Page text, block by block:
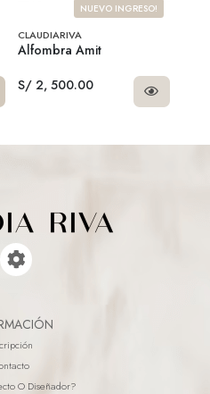
NUEVO INGRESO!
CLAUDIARIVA
Alfombra Amit
S/ 2, 500.00
O Diseñador?